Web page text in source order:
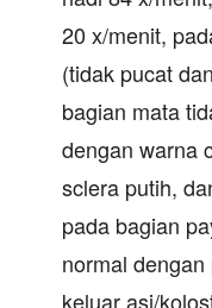
20 x/menit,
(tidak pucat
bagian mata
dengan warna
sclera putih,
pada bagian
normal
keluar asi/